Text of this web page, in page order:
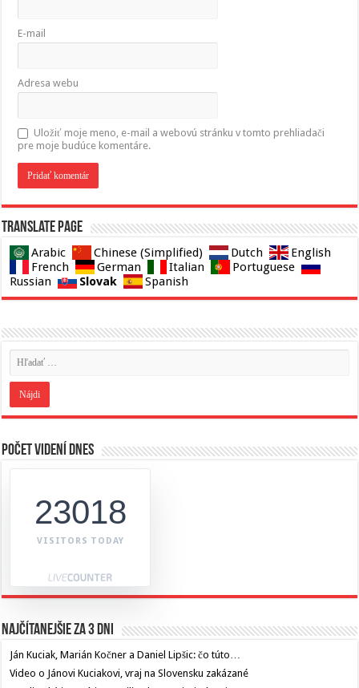
E-mail
Adresa webu
Uložiť moje meno, e-mail a webovú stránku v tomto prehliadači
pre moje budúce komentáre.
Translate page
Arabic Chinese (Simplified) Dutch
English
French
German Italian
Portuguese
Russian
Slovak Spanish
Počet videní dnes
23018
VISITORS TODAY
Najčítanejšie za 3 dni
Ján Kuciak, Marián Kočner a Daniel Lipšic: čo túto…
Video o Jánovi Kuciakovi, vraj na Slovensku zakázané